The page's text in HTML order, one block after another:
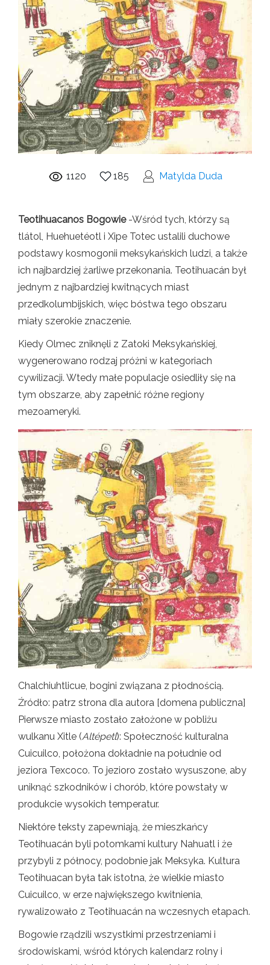
1120 185 Matylda Duda
Teotihuacanos Bogowie-Wśród tych, którzy są
tlátol, Huehuetéotl i Xipe Totec ustalili duchowe
podstawy kosmogonii meksykańskich ludzi, a także
ich najbardziej żarliwe przekonania. Teotihuacán był
jednym z najbardziej kwitnących miast
przedkolumbijskich, więc bóstwa tego obszaru
miały szerokie znaczenie.
Kiedy Olmec zniknęli z Zatoki Meksykańskiej,
wygenerowano rodzaj próżni w kategoriach
cywilizacji. Wtedy małe populacje osiedliły się na
tym obszarze, aby zapełnić różne regiony
mezoameryki.
Chalchiuhtlicue, bogini związana z płodnością.
Źródło: patrz strona dla autora [domena publiczna]
Pierwsze miasto zostało założone w pobliżu
wulkanu Xitle (Altépetl): Społeczność kulturalna
Cuicuilco, położona dokładnie na południe od
jeziora Texcoco. To jezioro zostało wysuszone, aby
uniknąć szkodników i chorób, które powstały w
produkcie wysokich temperatur.
Niektóre teksty zapewniają, że mieszkańcy
Teotihuacán byli potomkami kultury Nahuatl i że
przybyli z północy, podobnie jak Meksyka. Kultura
Teotihuacan była tak istotna, że ​​wielkie miasto
Cuicuilco, w erze największego kwitnienia,
rywalizowało z Teotihuacán na wczesnych etapach.
Bogowie rządzili wszystkimi przestrzeniami i
środowiskami, wśród których kalendarz rolny i